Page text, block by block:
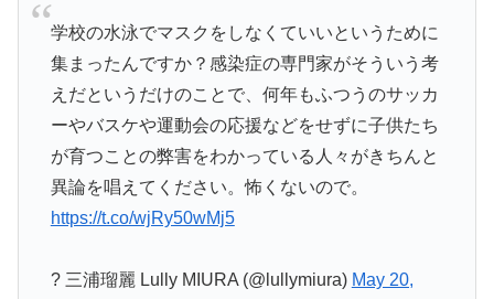
学校の水泳でマスクをしなくていいというために
集まったんですか？感染症の専門家がそういう考
えだというだけのことで、何年もふつうのサッカ
ーやバスケや運動会の応援などをせずに子供たち
が育つことの弊害をわかっている人々がきちんと
異論を唱えてください。怖くないので。
https://t.co/wjRy50wMj5
? 三浦瑠麗 Lully MIURA (@lullymiura) May 20,